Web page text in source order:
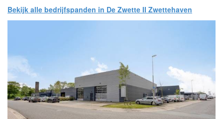
Bekijk alle bedrijfspanden in De Zwette II Zwettehaven